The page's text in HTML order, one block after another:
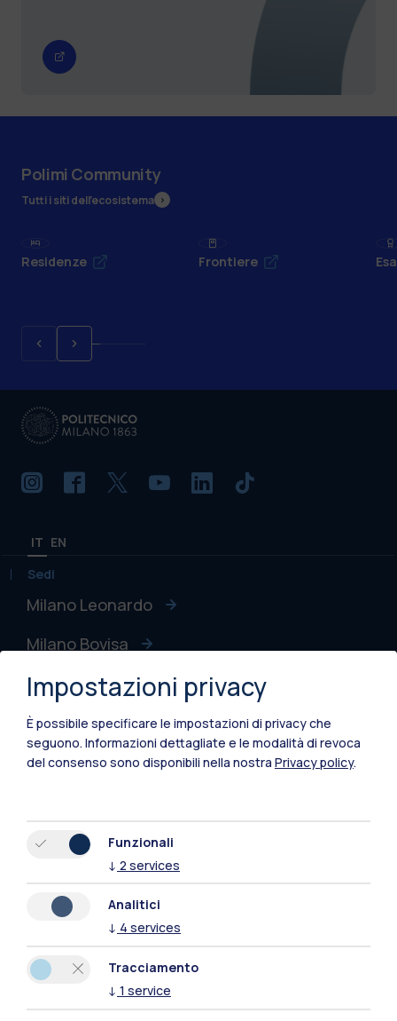
Polimi Community
Tutti i siti dell’ecosistema
Residenze Frontiere
IT EN
Sedi
Milano Leonardo
Milano Bovisa
Cremona
Lecco
Mantova
Xi'an
Contattaci
Impostazioni privacy
È possibile specificare le impostazioni di privacy che
seguono. Informazioni dettagliate e le modalità di revoca
del consenso sono disponibili nella nostra Privacy policy.
Funzionali
↓ 2 services
Analitici
↓ 4 services
Tracciamento
↓ 1 service